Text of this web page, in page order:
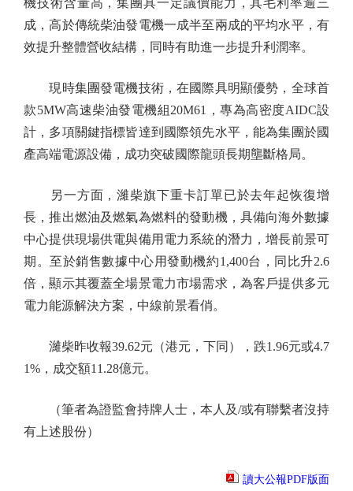
成，高於傳統柴油發電機一成半至兩成的平均水平，有
效提升整體營收結構，同時有助進一步提升利潤率。
現時集團發電機技術，在國際具明顯優勢，全球首
款5MW高速柴油發電機組20M61，專為高密度AIDC設
計，多項關鍵指標皆達到國際領先水平，能為集團於國
產高端電源設備，成功突破國際龍頭長期壟斷格局。
另一方面，濰柴旗下重卡訂單已於去年起恢復增
長，推出燃油及燃氣為燃料的發動機，具備向海外數據
中心提供現場供電與備用電力系統的潛力，增長前景可
期。至於銷售數據中心用發動機約1,400台，同比升2.6
倍，顯示其覆蓋全場景電力市場需求，為客戶提供多元
電力能源解決方案，中線前景看俏。
濰柴昨收報39.62元（港元，下同），跌1.96元或4.7
1%，成交額11.28億元。
（筆者為證監會持牌人士，本人及/或有聯繫者沒持
有上述股份）
讀大公報PDF版面